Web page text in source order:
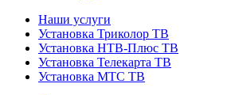
Наши услуги
Установка Триколор ТВ
Установка НТВ-Плюс ТВ
Установка Телекарта ТВ
Установка МТС ТВ